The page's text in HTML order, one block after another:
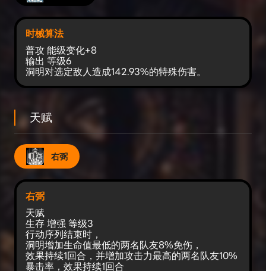
时械算法
普攻 能级变化+8﻿
输出 等级6﻿
洞明对选定敌人造成142.93%的特殊伤害。
天赋
右弼
右弼
天赋
生存 增强 等级3
行动序列结束时，
洞明增加生命值最低的两名队友8%免伤，
效果持续1回合，并增加攻击力最高的两名队友10%
暴击率，效果持续1回合